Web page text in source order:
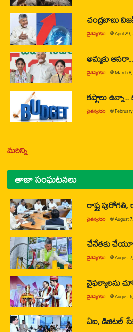
చంద్రబాబు
చైతన్యరధం @April 29,
అమ్మకు
చైతన్యరధం @March
కష్టాలు ఉన్నా..
చైతన్యరధం @
మరిన్ని
తాజా సంఘటనలు
రాష్ట్ర
చైతన్యరధం @August
చేనేతకు
చైతన్యరధం @August
వైఫల్యాలను
చైతన్యరధం @August
ఏఐ, డిజిటల్